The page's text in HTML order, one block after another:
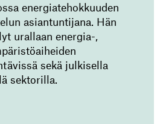
energiatehokkuuden
asiantuntijana. Hän
urallaan energia-,
sekä julkisella
sektorilla.